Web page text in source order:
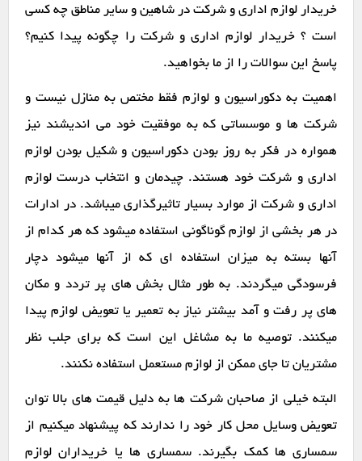
خریدار لوازم اداری و شرکت در شاهین و سایر مناطق چه کسی
است ؟ خریدار لوازم اداری و شرکت را چگونه پیدا کنیم؟
پاسخ این سوالات را از ما بخواهید.
اهمیت به دکوراسیون و لوازم فقط مختص به منازل نیست و
شرکت ها و موسساتی که به موفقیت خود می اندیشند نیز
همواره در فکر به روز بودن دکوراسیون و شکیل بودن لوازم
اداری و شرکت خود هستند. چیدمان و انتخاب درست لوازم
اداری و شرکت از موارد بسیار تاثیرگذاری میباشد. در ادارات
در هر بخشی از لوازم گوناگونی استفاده میشود که هر کدام از
آنها بسته به میزان استفاده ای که از آنها میشود دچار
فرسودگی میگردند. به طور مثال بخش های پر تردد و مکان
های پر رفت و آمد بیشتر نیاز به تعمیر یا تعویض لوازم پیدا
میکنند. توصیه ما به مشاغل این است که برای جلب نظر
مشتریان تا جای ممکن از لوازم مستعمل استفاده نکنند.
البته خیلی از صاحبان شرکت ها به دلیل قیمت های بالا توان
تعویض وسایل محل کار خود را ندارند که پیشنهاد میکنیم از
سمساری ها کمک بگیرند. سمساری ها یا خریداران لوازم